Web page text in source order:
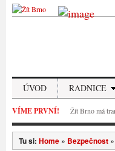
ÚVOD RADNICE
VÍME PRVNÍ! Žít Brno má
Tu si: Home » Bezpečnost »